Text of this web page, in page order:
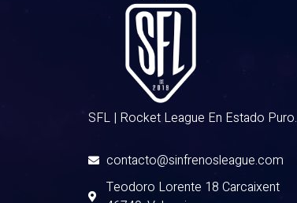
SFL | Rocket League En Estado Puro.
contacto@sinfrenosleague.com
Teodoro Lorente 18 Carcaixent